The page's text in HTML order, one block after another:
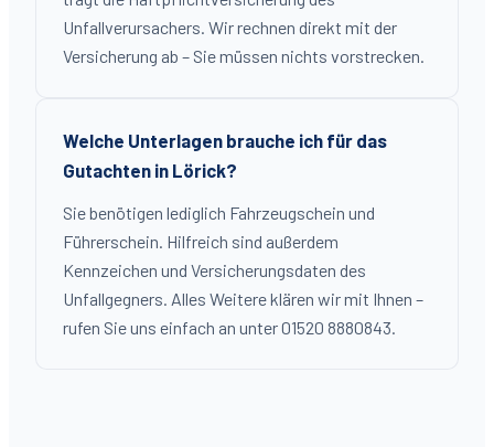
Unfallverursachers. Wir rechnen direkt mit der
Versicherung ab – Sie müssen nichts vorstrecken.
Welche Unterlagen brauche ich für das
Gutachten in Lörick?
Sie benötigen lediglich Fahrzeugschein und
Führerschein. Hilfreich sind außerdem
Kennzeichen und Versicherungsdaten des
Unfallgegners. Alles Weitere klären wir mit Ihnen –
rufen Sie uns einfach an unter 01520 8880843.